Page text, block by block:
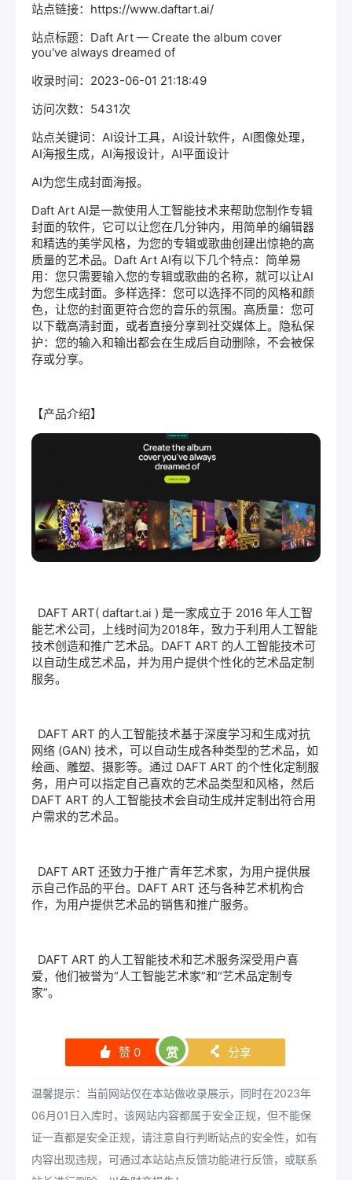
站点链接：https://www.daftart.ai/
站点标题：Daft Art — Create the album cover
you've always dreamed of
收录时间：2023-06-01 21:18:49
访问次数：5431次
站点关键词：AI设计工具，AI设计软件，AI图像处理，
AI海报生成，AI海报设计，AI平面设计
AI为您生成封面海报。
Daft Art AI是一款使用人工智能技术来帮助您制作专辑
封面的软件，它可以让您在几分钟内，用简单的编辑器
和精选的美学风格，为您的专辑或歌曲创建出惊艳的高
质量的艺术品。Daft Art AI有以下几个特点：简单易
用：您只需要输入您的专辑或歌曲的名称，就可以让AI
为您生成封面。多样选择：您可以选择不同的风格和颜
色，让您的封面更符合您的音乐的氛围。高质量：您可
以下载高清封面，或者直接分享到社交媒体上。隐私保
护：您的输入和输出都会在生成后自动删除，不会被保
存或分享。
【产品介绍】
DAFT ART( daftart.ai ) 是一家成立于 2016 年人工智
能艺术公司，上线时间为2018年，致力于利用人工智能
技术创造和推广艺术品。DAFT ART 的人工智能技术可
以自动生成艺术品，并为用户提供个性化的艺术品定制
服务。
DAFT ART 的人工智能技术基于深度学习和生成对抗
网络 (GAN) 技术，可以自动生成各种类型的艺术品，如
绘画、雕塑、摄影等。通过 DAFT ART 的个性化定制服
务，用户可以指定自己喜欢的艺术品类型和风格，然后
DAFT ART 的人工智能技术会自动生成并定制出符合用
户需求的艺术品。
DAFT ART 还致力于推广青年艺术家，为用户提供展
示自己作品的平台。DAFT ART 还与各种艺术机构合
作，为用户提供艺术品的销售和推广服务。
DAFT ART 的人工智能技术和艺术服务深受用户喜
爱，他们被誉为“人工智能艺术家”和“艺术品定制专
家”。
󰄼 赞 0 赏 󰄯 分享
温馨提示：当前网站仅在本站做收录展示，同时在2023年
06月01日入库时，该网站内容都属于安全正规，但不能保
证一直都是安全正规，请注意自行判断站点的安全性，如有
内容出现违规，可通过本站站点反馈功能进行反馈，或联系